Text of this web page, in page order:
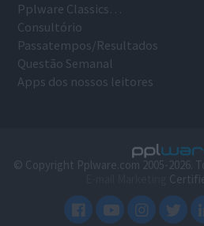
Pplware Classics…
Consultório
Passatempos/Resultados
Questão Semanal
Apps dos nossos leitores
© Copyright Pplware.com 2005-2026.